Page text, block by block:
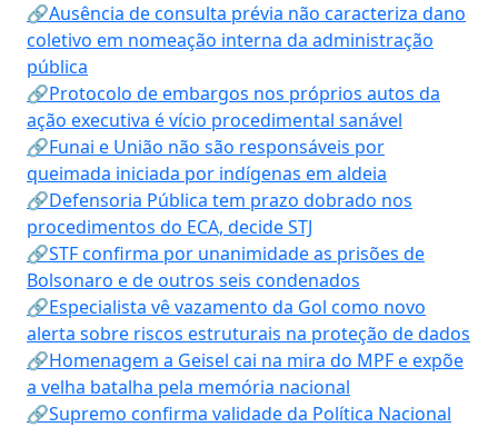
🔗Ausência de consulta prévia não caracteriza dano
coletivo em nomeação interna da administração
pública
🔗Protocolo de embargos nos próprios autos da
ação executiva é vício procedimental sanável
🔗Funai e União não são responsáveis por
queimada iniciada por indígenas em aldeia
🔗Defensoria Pública tem prazo dobrado nos
procedimentos do ECA, decide STJ
🔗STF confirma por unanimidade as prisões de
Bolsonaro e de outros seis condenados
🔗Especialista vê vazamento da Gol como novo
alerta sobre riscos estruturais na proteção de dados
🔗Homenagem a Geisel cai na mira do MPF e expõe
a velha batalha pela memória nacional
🔗Supremo confirma validade da Política Nacional